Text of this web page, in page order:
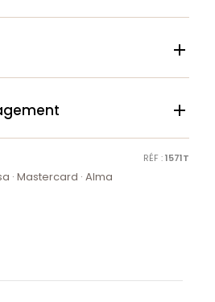


RÉF :1571T
· Mastercard · Alma